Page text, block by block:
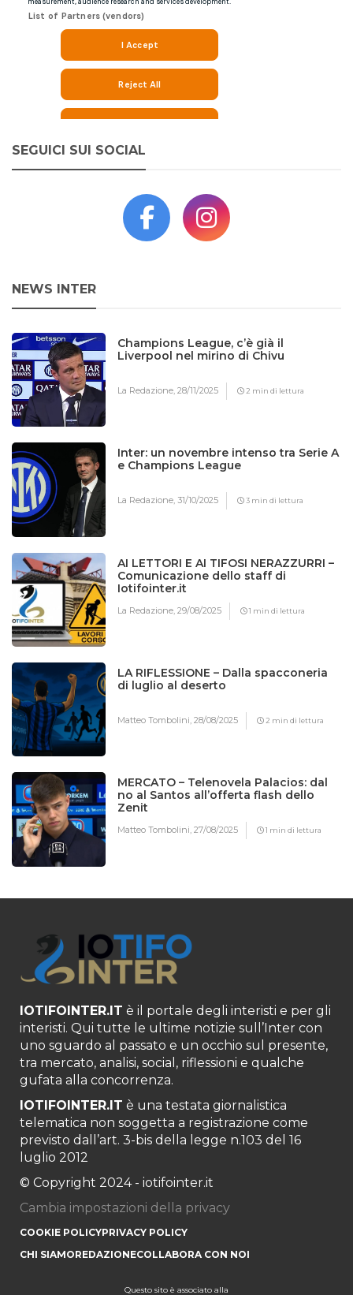
SEGUICI SUI SOCIAL
NEWS INTER
Champions League, c’è già il
Liverpool nel mirino di Chivu
La Redazione,28/11/2025 2 min di lettura
Inter: un novembre intenso tra Serie A
e Champions League
La Redazione,31/10/2025 3 min di lettura
AI LETTORI E AI TIFOSI NERAZZURRI –
Comunicazione dello staff di
Iotifointer.it
La Redazione,29/08/2025 1 min di lettura
LA RIFLESSIONE – Dalla spacconeria
di luglio al deserto
Matteo Tombolini,28/08/2025 2 min di lettura
MERCATO – Telenovela Palacios: dal
no al Santos all’offerta flash dello
Zenit
Matteo Tombolini,27/08/2025 1 min di lettura
IOTIFOINTER.IT è il portale degli interisti e per gli
interisti. Qui tutte le ultime notizie sull’Inter con
uno sguardo al passato e un occhio sul presente,
tra mercato, analisi, social, riflessioni e qualche
gufata alla concorrenza.
IOTIFOINTER.IT è una testata giornalistica
telematica non soggetta a registrazione come
previsto dall’art. 3-bis della legge n.103 del 16
luglio 2012
© Copyright 2024 - iotifointer.it
Cambia impostazioni della privacy
COOKIE POLICYPRIVACY POLICY
CHI SIAMOREDAZIONECOLLABORA CON NOI
Questo sito è associato alla